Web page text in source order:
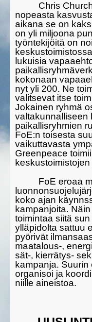
Chris
nopeasta
aikana se on
on yli miljoona
työntekijöitä on
lukuisia
kokonaan
nyt yli 200. Ne
valitsevat itse
Jokainen ryhmä
valtakunnalliseen
paikallisryhmien
FoE:n toisesta
vaikuttavasta
Greenpeace
FoE eroaa
koko ajan
kampanjoita.
toimintaa siitä
ylläpidolta sattuu
pyörivät
maatalous-,
sät-, kierrä­tys-
kampanja.
organisoi ja
niille aineis­toa.